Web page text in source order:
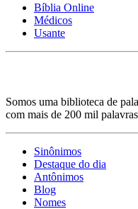
Bíblia Online
Médicos
Usante
Somos uma biblioteca de
com mais de 200 mil
Sinônimos
Destaque do dia
Antônimos
Blog
Nomes